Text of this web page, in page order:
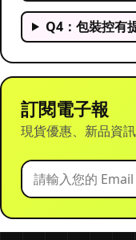
Q4：包裝控有
訂閱電子報
現貨優惠、新品資